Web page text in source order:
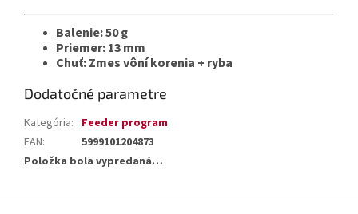
Balenie: 50 g
Priemer: 13 mm
Chuť: Zmes vôní korenia + ryba
Dodatočné parametre
Kategória: Feeder program
EAN:
5999101204873
Položka bola vypredaná…